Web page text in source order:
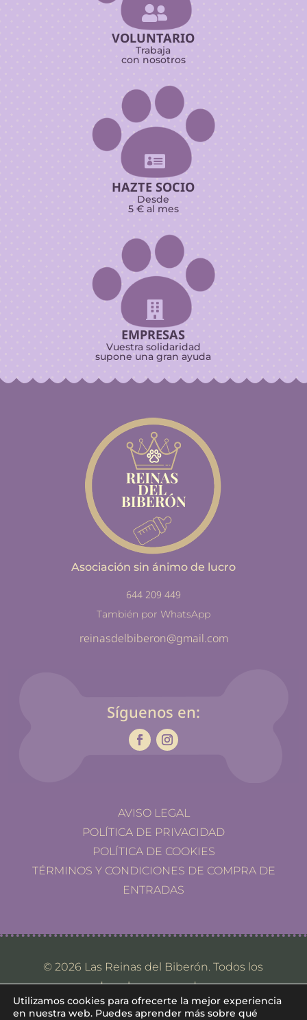

VOLUNTARIO
Trabaja
con nosotros

HAZTE SOCIO
Desde
5 € al mes

EMPRESAS
Vuestra solidaridad
supone una gran ayuda
Asociación sin ánimo de lucro
644 209 449
También por WhatsApp
reinasdelbiberon@gmail.com
Síguenos en:
AVISO LEGAL
POLÍTICA DE PRIVACIDAD
POLÍTICA DE COOKIES
TÉRMINOS Y CONDICIONES DE COMPRA DE
ENTRADAS
© 2026 Las Reinas del Biberón. Todos los
derechos reservados.
Utilizamos cookies para ofrecerte la mejor experiencia
en nuestra web. Puedes aprender más sobre qué